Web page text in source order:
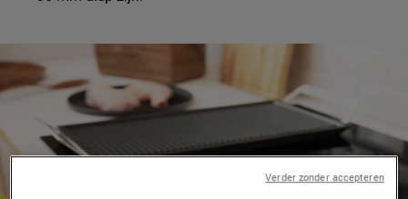
Verder zonder accepteren